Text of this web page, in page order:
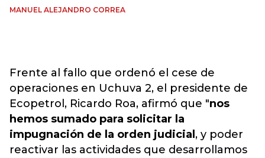
MANUEL ALEJANDRO CORREA
Frente al fallo que ordenó el cese de
operaciones en Uchuva 2, el presidente de
Ecopetrol, Ricardo Roa, afirmó que "nos
hemos sumado para solicitar la
impugnación de la orden judicial , y poder
reactivar las actividades que desarrollamos